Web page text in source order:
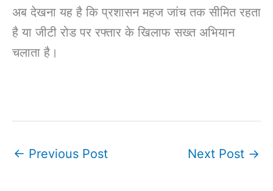
अब देखना यह है कि प्रशासन महज जांच तक सीमित रहता
है या जीटी रोड पर रफ्तार के खिलाफ सख्त अभियान
चलाता है।
← Previous Post Next Post →